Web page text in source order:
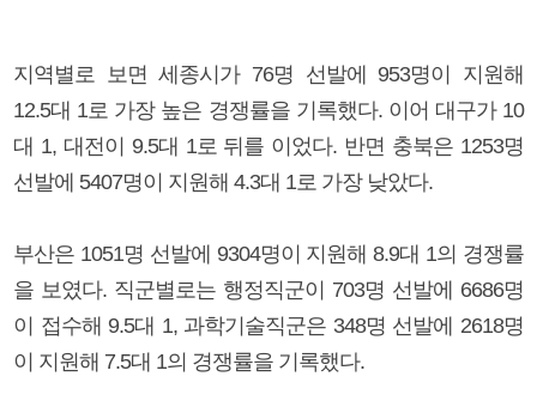
지역별로 보면 세종시가 76명 선발에 953명이 지원해
12.5대 1로 가장 높은 경쟁률을 기록했다. 이어 대구가 10
대 1, 대전이 9.5대 1로 뒤를 이었다. 반면 충북은 1253명
선발에 5407명이 지원해 4.3대 1로 가장 낮았다.
부산은 1051명 선발에 9304명이 지원해 8.9대 1의 경쟁률
을 보였다. 직군별로는 행정직군이 703명 선발에 6686명
이 접수해 9.5대 1, 과학기술직군은 348명 선발에 2618명
이 지원해 7.5대 1의 경쟁률을 기록했다.